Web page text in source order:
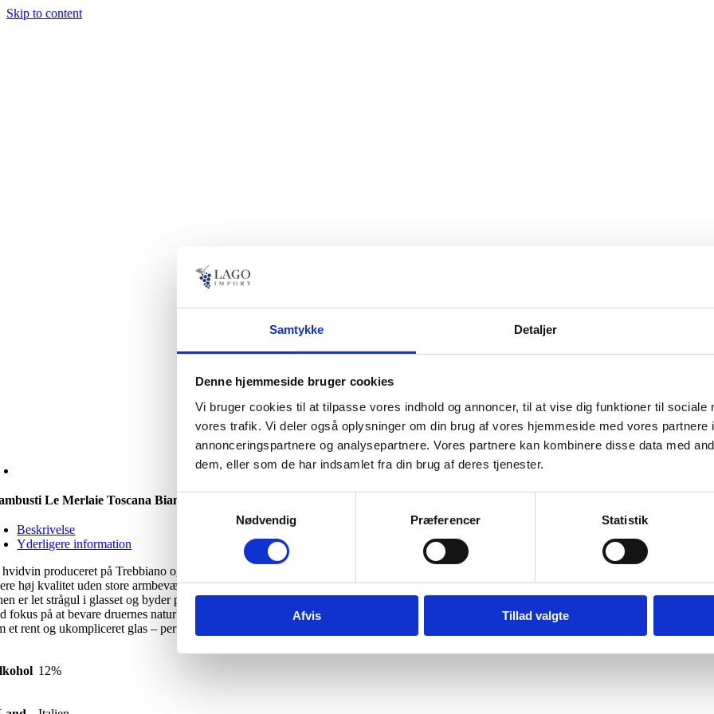
Samtykke Detaljer
Denne hjemmeside bruger cookies
Vi bruger cookies til at tilpasse vores indhold og annoncer, til at vise dig funktioner til sociale
vores trafik. Vi deler også oplysninger om din brug af vores hjemmeside med vores partnere
annonceringspartnere og analysepartnere. Vores partnere kan kombinere disse data med
dem, eller som de har indsamlet fra din brug af deres tjenester.
Samtykkevalg
Nødvendig
Præferencer Statistik
Afvis Tillad valgte
Skip to content
Le Merlaie Toscana Bianco
Beskrivelse
Yderligere information
produceret på Trebbiano og Chardonnay, med renhed og charme. Vinen er fremstillet af Trambusti – en erfaren familieproducent
høj kvalitet uden store armbevægelser.
er let strågul i glasset og byder på en diskret duft af citrus og lyse frugter. Smagen er tør, livlig og balanceret med en fin syre, der giver
fokus på at bevare druernes naturlige friskhed og fremstår derfor
et rent og ukompliceret glas – perfekt til uformelle stunder.
12%